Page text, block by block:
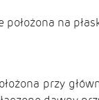
na
przy